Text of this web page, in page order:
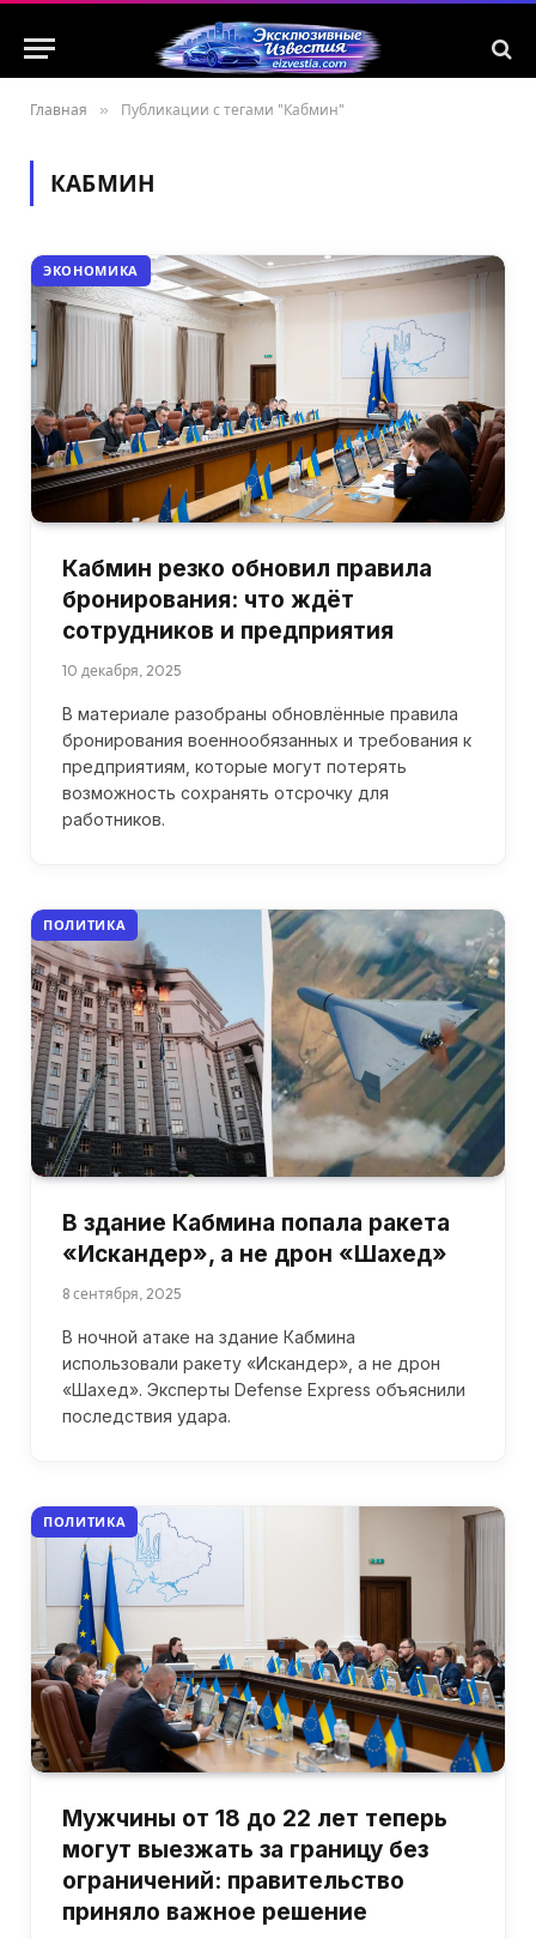
Главная » Публикации с тегами "Кабмин"
КАБМИН
ЭКОНОМИКА
Кабмин резко обновил правила
бронирования: что ждёт
сотрудников и предприятия
10 декабря, 2025
В материале разобраны обновлённые правила
бронирования военнообязанных и требования к
предприятиям, которые могут потерять
возможность сохранять отсрочку для
работников.
ПОЛИТИКА
В здание Кабмина попала ракета
«Искандер», а не дрон «Шахед»
8 сентября, 2025
В ночной атаке на здание Кабмина
использовали ракету «Искандер», а не дрон
«Шахед». Эксперты Defense Express объяснили
последствия удара.
ПОЛИТИКА
Мужчины от 18 до 22 лет теперь
могут выезжать за границу без
ограничений: правительство
приняло важное решение